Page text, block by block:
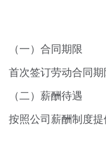
（一）合同期限
首次签订劳动合同
（二）薪酬待遇
按照公司薪酬制度提